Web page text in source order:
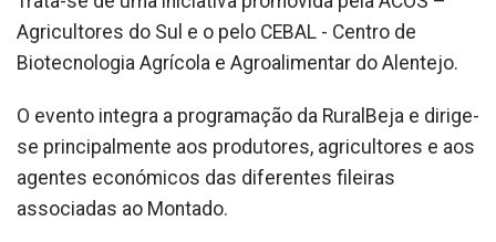
Agricultores do Sul e o pelo CEBAL - Centro de
Biotecnologia Agrícola e Agroalimentar do Alentejo.
O evento integra a programação da RuralBeja e dirige-
se principalmente aos produtores, agricultores e aos
agentes económicos das diferentes fileiras
associadas ao Montado.